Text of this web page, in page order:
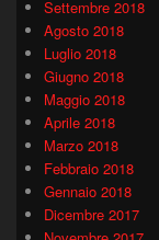
Settembre 2018
Agosto 2018
Luglio 2018
Giugno 2018
Maggio 2018
Aprile 2018
Marzo 2018
Febbraio 2018
Gennaio 2018
Dicembre 2017